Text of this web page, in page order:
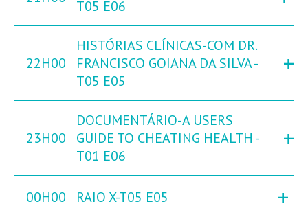
T05 E06
22H00
HISTÓRIAS CLÍNICAS-COM DR.
FRANCISCO GOIANA DA SILVA -
T05 E05
+
23H00
DOCUMENTÁRIO-A USERS
GUIDE TO CHEATING HEALTH -
T01 E06
+
00H00 RAIO X-T05 E05 +